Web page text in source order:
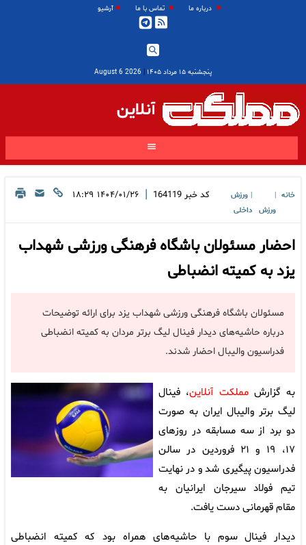
درباره ما تماس با ما آرشیو
پنجشنبه ۱۵ مرداد ۱۴۰۵ |
2026 August 6
آنلاین
خانه
ورزش
ورزش
داخلی
کد خبر 164119
| ۱۴۰۴/۰۱/۲۶ ۱۸:۲۹
احضار مسئولان باشگاه فرهنگی ورزشی شهداب
یزد به کمیته انضباطی
مسئولان باشگاه فرهنگی ورزشی شهداب یزد برای ارائه توضیحات
درباره حاشیه‌های دیدار فینال لیگ برتر مردان به کمیته انضباطی
فدراسیون والیبال احضار شدند.
به گزارشمملکت آنلاین، فینال
لیگ برتر والیبال ایران به صورت
دو برد از سه مسابقه در روزهای
۱۷، ۱۹ و ۲۱ فروردین در سالن
فدراسیون پیگیری شد و در نهایت
تیم فولاد سیرجان ایرانیان به
مقام قهرمانی دست یافت.
دیدار فینال سوم با حاشیه‌های همراه بود که کمیته انضباطی